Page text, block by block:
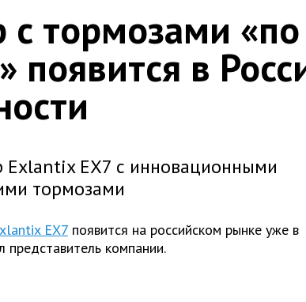
с тормозами «по
появится в
Exlantix EX7 с инновационными
тормозами
EX7 появится на российском рынке уже в
компании.